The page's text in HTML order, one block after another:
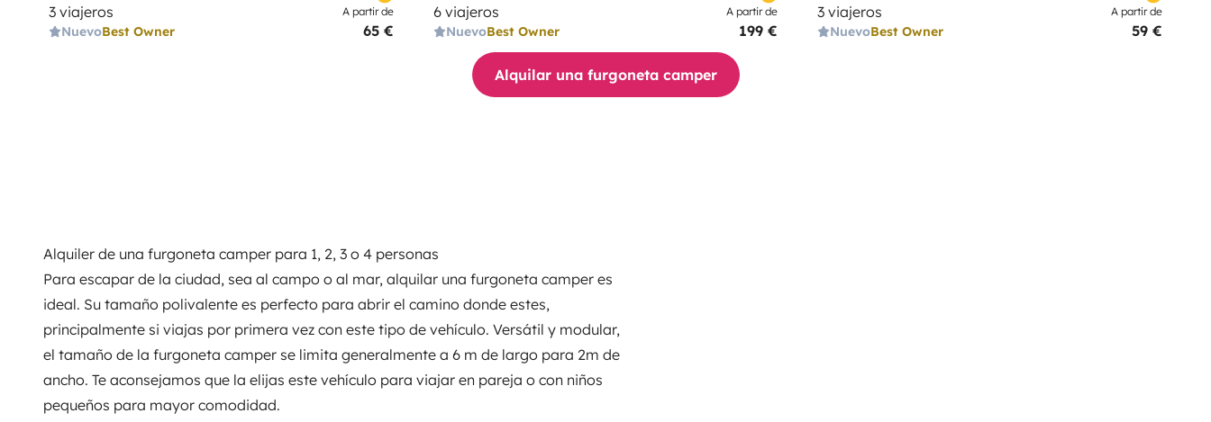
3 viajeros
NuevoBest Owner
A partir de
65 €
6 viajeros
NuevoBest Owner
A partir de
199 €
3 viajeros
NuevoBest Owner
A partir de
59 €
Alquilar una furgoneta camper
Alquiler de una furgoneta camper para 1, 2, 3 o 4 personas
Para escapar de la ciudad, sea al campo o al mar, alquilar una furgoneta camper es
ideal. Su tamaño polivalente es perfecto para abrir el camino donde estes,
principalmente si viajas por primera vez con este tipo de vehículo. Versátil y modular,
el tamaño de la furgoneta camper se limita generalmente a 6 m de largo para 2m de
ancho. Te aconsejamos que la elijas este vehículo para viajar en pareja o con niños
pequeños para mayor comodidad.